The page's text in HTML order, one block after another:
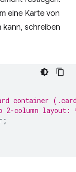
eine Karte von
kann, schreiben
container
2-column layout:
;